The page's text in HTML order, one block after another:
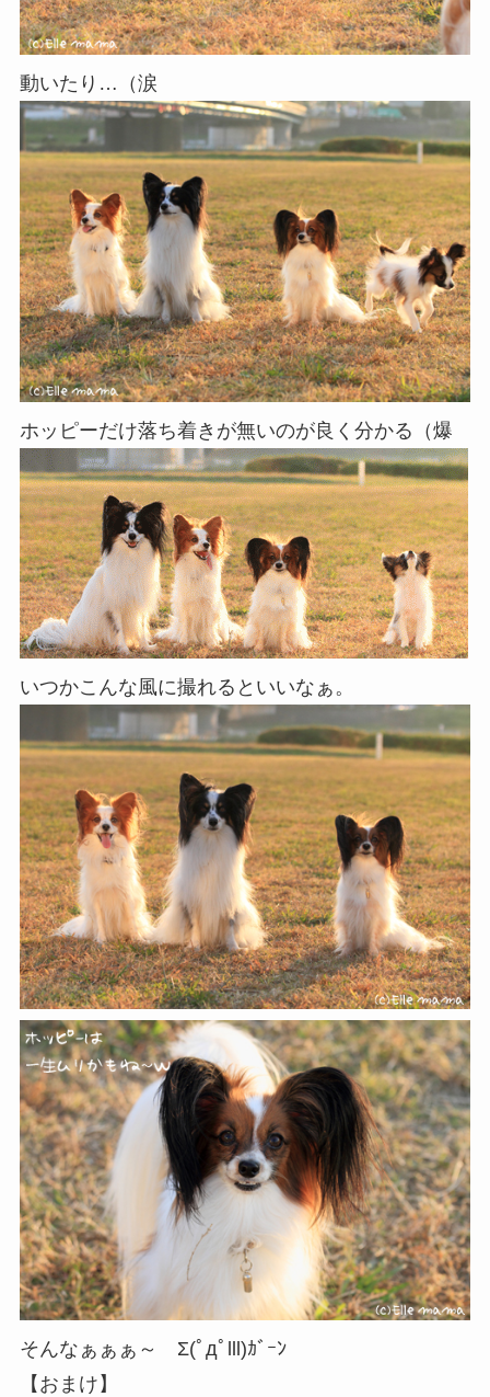
動いたり…（涙
ホッピーだけ落ち着きが無いのが良く分かる（爆
いつかこんな風に撮れるといいなぁ。
そんなぁぁぁ～ Σ(ﾟдﾟlll)ｶﾞｰﾝ
【おまけ】